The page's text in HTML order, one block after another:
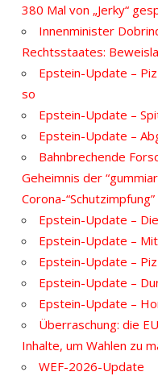
380 Mal von „Jerky“
Innenminister
Rechtsstaates:
Epstein-Update –
so
Epstein-Update –
Epstein-Update –
Bahnbrechende
Geheimnis der
Corona-“Schutzimpfung”
Epstein-Update –
Epstein-Update –
Epstein-Update –
Epstein-Update –
Epstein-Update –
Überraschung: die
Inhalte, um Wahlen zu
WEF-2026-Update